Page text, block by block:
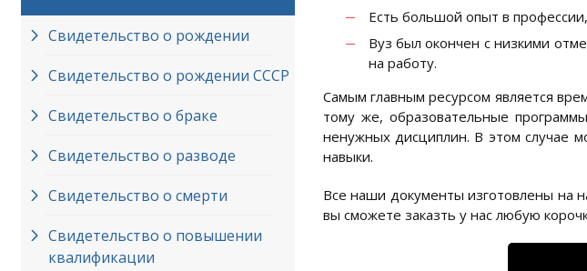
Свидетельство о рождении
Свидетельство о рождении СССР
Свидетельство о браке
Свидетельство о разводе
Свидетельство о смерти
Свидетельство о повышении
квалификации
Есть большой опыт в
Вуз был окончен с низкими
на работу.
Самым главным ресурсом является
тому же, образовательные
ненужных дисциплин. В этом случае
навыки.
Все наши документы изготовлены на
вы сможете заказть у нас любую